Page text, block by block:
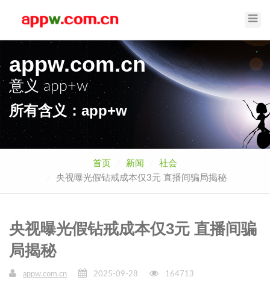
appw.com.cn
意义app+w
所有含义：app+w
首页 新闻
社会
央视曝光假钻戒成本仅3元 直播间骗局揭秘
央视曝光假钻戒成本仅3元 直播间骗
局揭秘
appw.com.cn 2025-09-28 164713